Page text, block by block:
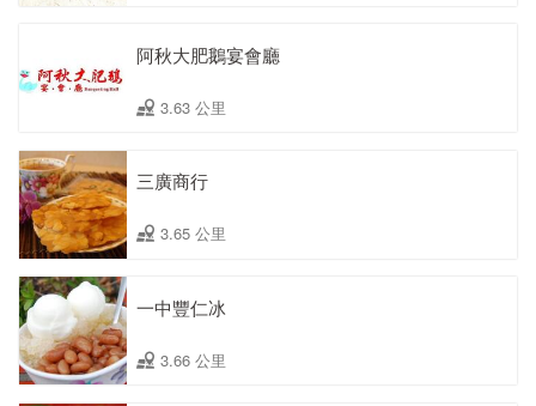
阿秋大肥鵝宴會廳
3.63 公里
三廣商行
3.65 公里
一中豐仁冰
3.66 公里